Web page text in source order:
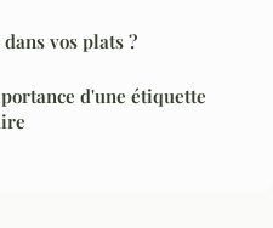
vos plats ?
d'une étiquette